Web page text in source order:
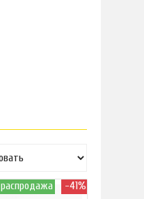
распродажа -41%